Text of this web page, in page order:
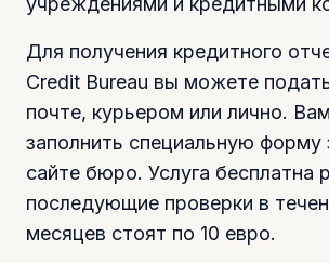
Для получения кредитного
Credit Bureau вы можете
почте, курьером или лично.
заполнить специальную форму
сайте бюро. Услуга бесплатна
последующие проверки в
месяцев стоят по 10 евро.